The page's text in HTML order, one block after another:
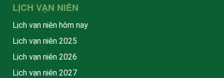
LỊCH VẠN NIÊN
Lịch vạn niên hôm nay
Lịch vạn niên 2025
Lịch vạn niên 2026
Lịch vạn niên 2027